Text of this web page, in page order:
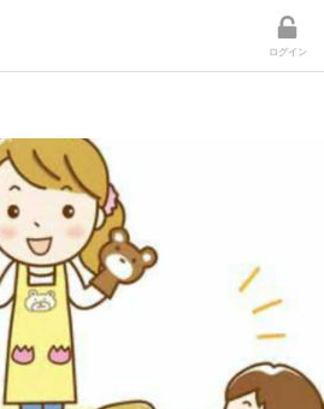
ログイン